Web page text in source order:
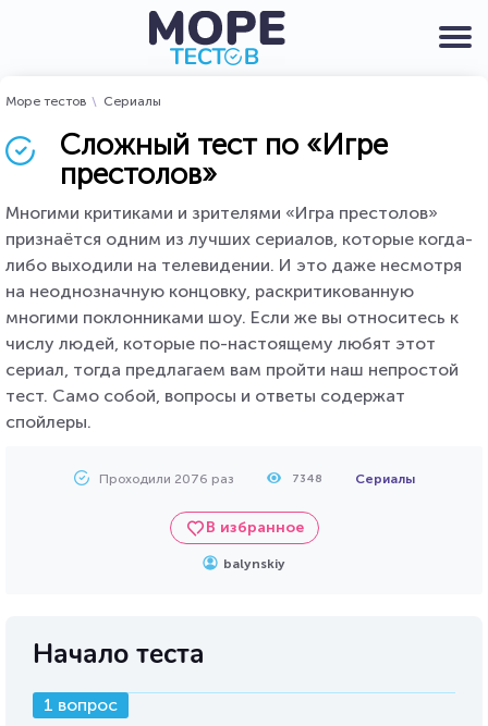
Море тестов Сериалы
Сложный тест по «Игре
престолов»
Многими критиками и зрителями «Игра престолов»
признаётся одним из лучших сериалов, которые когда-
либо выходили на телевидении. И это даже несмотря
на неоднозначную концовку, раскритикованную
многими поклонниками шоу. Если же вы относитесь к
числу людей, которые по-настоящему любят этот
сериал, тогда предлагаем вам пройти наш непростой
тест. Само собой, вопросы и ответы содержат
спойлеры.
Проходили 2076 раз 7348 Сериалы
В избранное
balynskiy
Начало теста
1 вопрос